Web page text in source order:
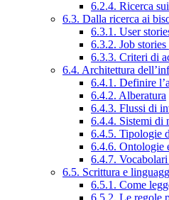
6.2.4. Ricerca
6.3. Dalla ricerca ai
6.3.1. User
6.3.2. Job
6.3.3. Criteri di
6.4. Architettura
6.4.1. Definire
6.4.2. Alberatura
6.4.3. Flussi di
6.4.4. Sistemi di
6.4.5. Tipologie
6.4.6. Ontologie
6.4.7.
6.5. Scrittura e
6.5.1. Come
6.5.2. Le regole